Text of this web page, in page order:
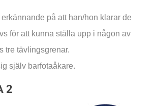
på att han/hon klarar de
för att kunna ställa upp i någon av
tre tävlingsgrenar.
själv barfotaåkare.
2